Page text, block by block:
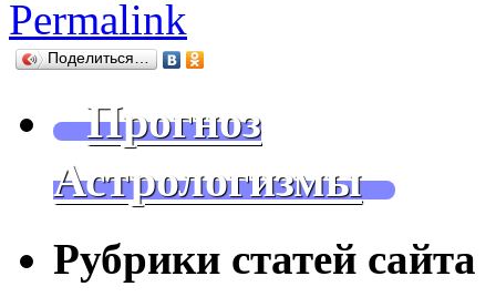
Permalink
Поделиться…
Прогноз
Астрологизмы
Рубрики статей сайта